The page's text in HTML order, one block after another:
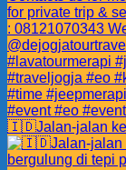
🇮🇩Jalan-jalan ke